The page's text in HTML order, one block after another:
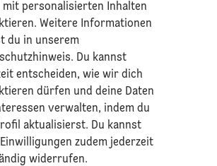
mit personalisierten Inhalten
Weitere Informationen
du in unserem
. Du kannst
entscheiden, wie wir dich
dürfen und deine Daten
verwalten, indem du
aktualisierst. Du kannst
zudem jederzeit
widerrufen.